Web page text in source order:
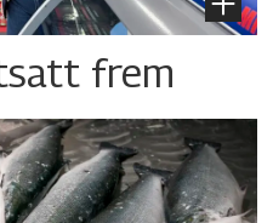
frem